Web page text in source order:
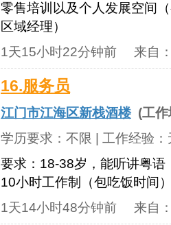
零售培训以及个人发展空间
区域经理）
1天15小时22分钟前 来自
16.服务员
江门市江海区新栈酒楼(工作
学历要求： 不限 | 工作经验：
要求：18-38岁，能听讲粤
10小时工作制（包吃饭时间
1天14小时48分钟前 来自